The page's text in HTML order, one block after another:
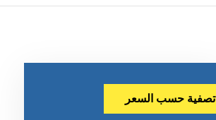
تصفية حسب السعر